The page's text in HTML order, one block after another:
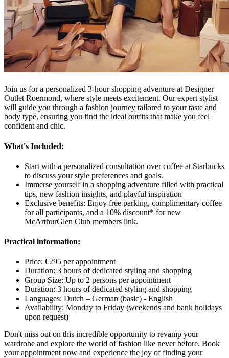
Join us for a personalized 3-hour shopping adventure at Designer
Outlet Roermond, where style meets excitement. Our expert stylist
will guide you through a fashion journey tailored to your taste and
body type, ensuring you find the ideal outfits that make you feel
confident and chic.
What's Included:
Start with a personalized consultation over coffee at Starbucks
to discuss your style preferences and goals.
Immerse yourself in a shopping adventure filled with practical
tips, new fashion insights, and playful inspiration
Exclusive benefits: Enjoy free parking, complimentary coffee
for all participants, and a 10% discount* for new
McArthurGlen Club members link.
Practical information:
Price: €295 per appointment
Duration: 3 hours of dedicated styling and shopping
Group Size: Up to 2 persons per appointment
Duration: 3 hours of dedicated styling and shopping
Languages: Dutch – German (basic) - English
Availability: Monday to Friday (weekends and bank holidays
upon request)
Don't miss out on this incredible opportunity to revamp your
wardrobe and explore the world of fashion like never before. Book
your appointment now and experience the joy of finding your